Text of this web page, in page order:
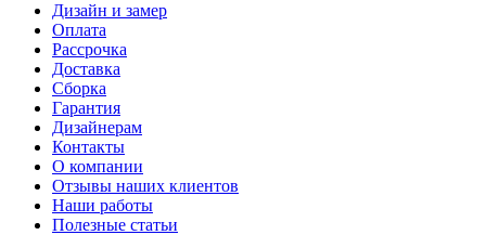
Дизайн и замер
Оплата
Рассрочка
Доставка
Сборка
Гарантия
Дизайнерам
Контакты
О компании
Отзывы наших клиентов
Наши работы
Полезные статьи